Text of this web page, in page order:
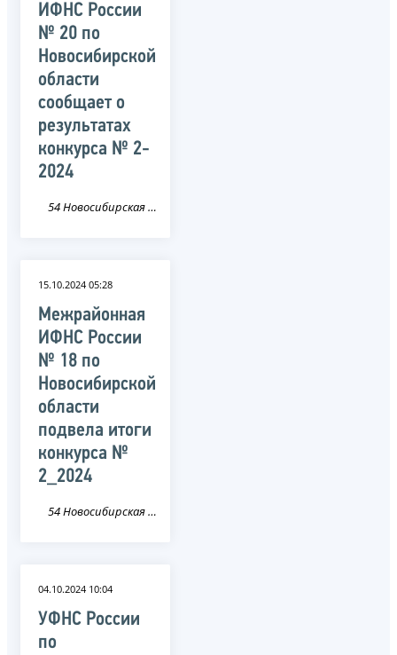
ИФНС России
№ 20 по
Новосибирской
области
сообщает о
результатах
конкурса № 2-
2024
54 Новосибирская область
15.10.2024 05:28
Межрайонная
ИФНС России
№ 18 по
Новосибирской
области
подвела итоги
конкурса №
2_2024
54 Новосибирская область
04.10.2024 10:04
УФНС России
по